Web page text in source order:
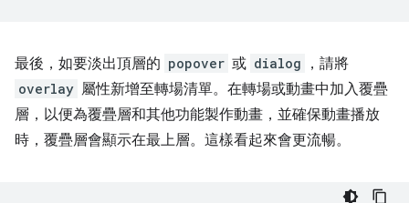
最後，如要淡出頂層的 popover 或 dialog ，請將
overlay 屬性新增至轉場清單。在轉場或動畫中加入覆疊
層，以便為覆疊層和其他功能製作動畫，並確保動畫播放
時，覆疊層會顯示在最上層。這樣看起來會更流暢。